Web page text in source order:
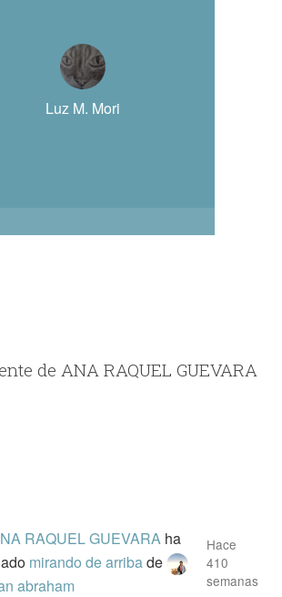
Luz M. Mori
de ANA RAQUEL GUEVARA
RAQUEL GUEVARA ha
mirando de arribade
abraham
Hace
410
semanas